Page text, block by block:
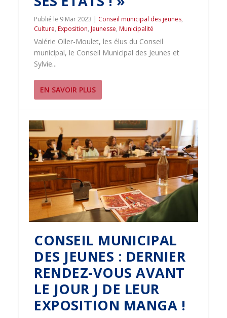
9 Mar 2023 | Conseil municipal des jeunes,
Culture,Exposition,Jeunesse,Municipalité
Valérie Oller-Moulet, les élus du Conseil
municipal, le Conseil Municipal des Jeunes et
Sylvie...
EN SAVOIR PLUS
CONSEIL MUNICIPAL
DES JEUNES : DERNIER
RENDEZ-VOUS AVANT
LE JOUR J DE LEUR
EXPOSITION MANGA !